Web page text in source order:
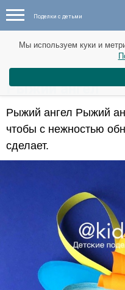
Поделки с детьми
​Рыжий ангел
Рыжий ангел Рыжий
чтобы с нежностью
сделает.
Мы используем куки и